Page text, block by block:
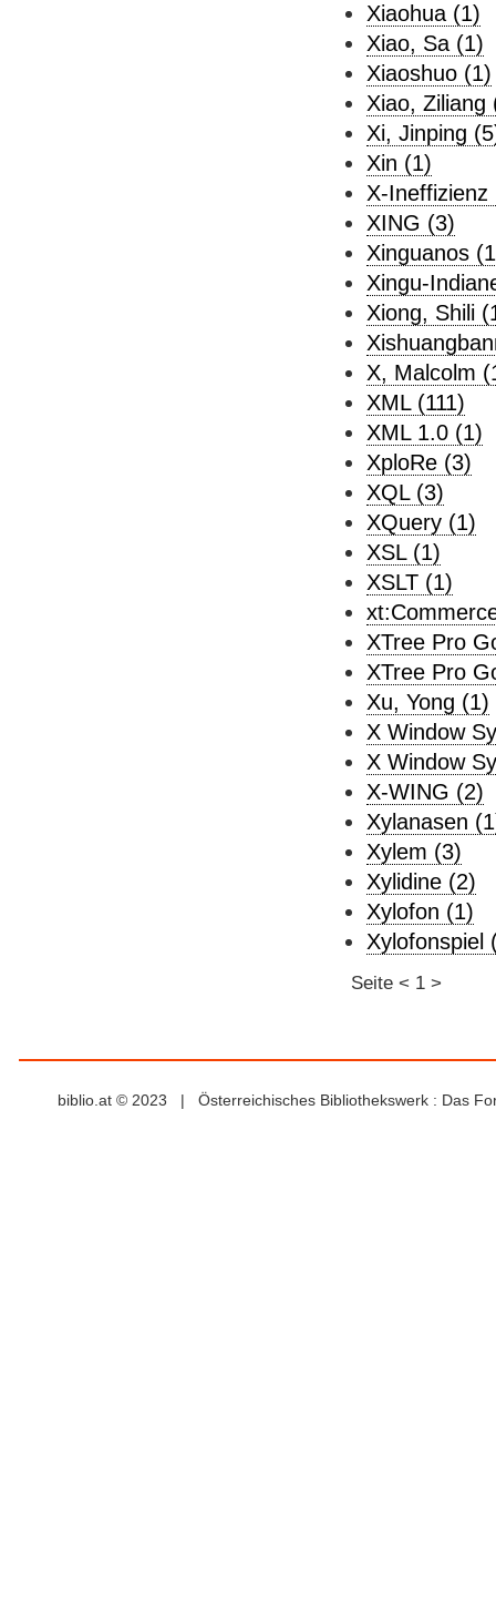
Xiaohua (1)
Xiao, Sa (1)
Xiaoshuo (1)
Xiao, Ziliang
Xi, Jinping
Xin (1)
X-Ineffizienz
XING (3)
Xinguanos
Xingu-
Xiong, Shili
X, Malcolm
XML (111)
XML 1.0 (1)
XploRe (3)
XQL (3)
XQuery (1)
XSL (1)
XSLT (1)
XTree Pro
XTree Pro
Xu, Yong (1)
X Window
X Window
X-WING (2)
Xylanasen
Xylem (3)
Xylidine (2)
Xylofon (1)
Xylofonspiel
Seite < 1 >
biblio.at © 2023 | Österreichisches Bibliothekswerk : Das